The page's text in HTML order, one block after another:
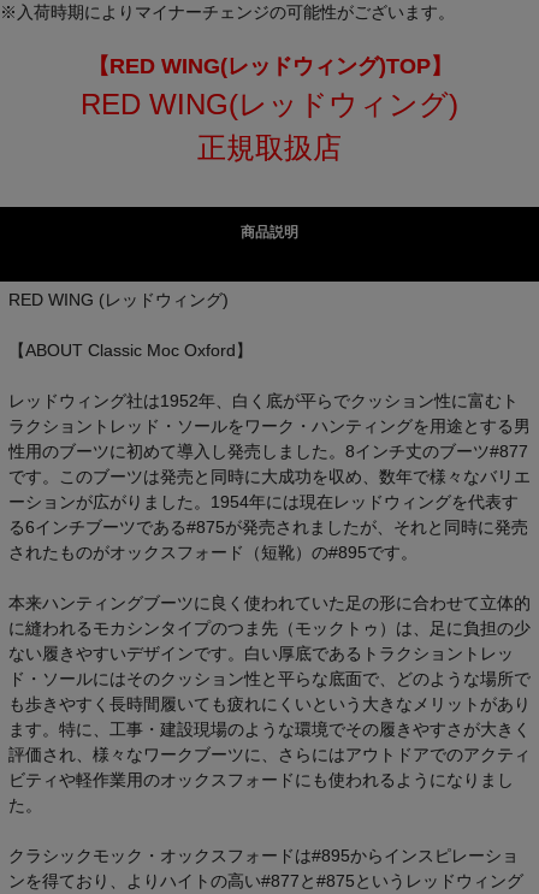
※入荷時期によりマイナーチェンジの可能性がございます。
【RED WING(レッドウィング)TOP】
RED WING(レッドウィング)
正規取扱店
商品説明
RED WING (レッドウィング)
【ABOUT Classic Moc Oxford】
レッドウィング社は1952年、白く底が平らでクッション性に富むト
ラクショントレッド・ソールをワーク・ハンティングを用途とする男
性用のブーツに初めて導入し発売しました。8インチ丈のブーツ#877
です。このブーツは発売と同時に大成功を収め、数年で様々なバリエ
ーションが広がりました。1954年には現在レッドウィングを代表す
る6インチブーツである#875が発売されましたが、それと同時に発売
されたものがオックスフォード（短靴）の#895です。
本来ハンティングブーツに良く使われていた足の形に合わせて立体的
に縫われるモカシンタイプのつま先（モックトゥ）は、足に負担の少
ない履きやすいデザインです。白い厚底であるトラクショントレッ
ド・ソールにはそのクッション性と平らな底面で、どのような場所で
も歩きやすく長時間履いても疲れにくいという大きなメリットがあり
ます。特に、工事・建設現場のような環境でその履きやすさが大きく
評価され、様々なワークブーツに、さらにはアウトドアでのアクティ
ビティや軽作業用のオックスフォードにも使われるようになりまし
た。
クラシックモック・オックスフォードは#895からインスピレーショ
ンを得ており、よりハイトの高い#877と#875というレッドウィング